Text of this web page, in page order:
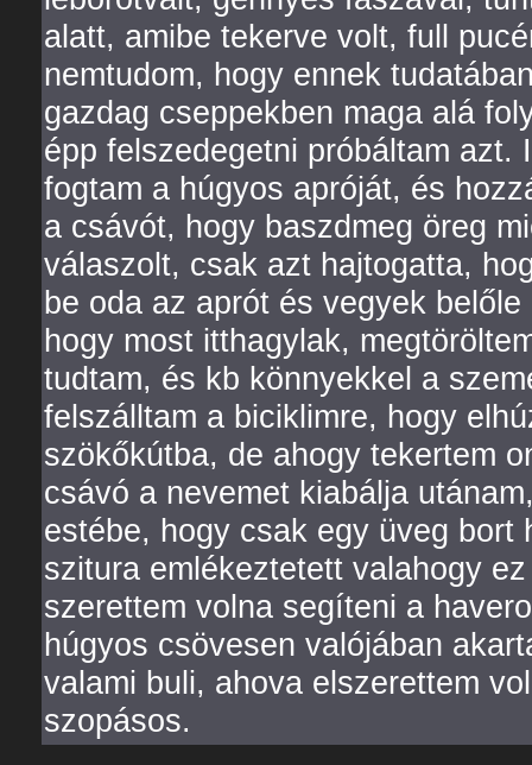
alatt, amibe tekerve volt, full
nemtudom, hogy ennek
gazdag cseppekben maga alá
épp felszedegetni próbáltam azt.
fogtam a húgyos apróját, és
a csávót, hogy baszdmeg öreg
válaszolt, csak azt hajtogatta,
be oda az aprót és vegyek
hogy most itthagylak,
tudtam, és kb könnyekkel a
felszálltam a biciklimre, hogy
szökőkútba, de ahogy tekertem
csávó a nevemet kiabálja
estébe, hogy csak egy üveg
szitura emlékeztetett valahogy
szerettem volna segíteni a
húgyos csövesen valójában
valami buli, ahova elszerettem
szopásos.